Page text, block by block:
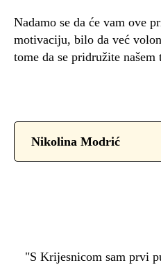
Nadamo se da će vam ove
motivaciju, bilo da već
tome da se pridružite
Nikolina Modrić
"S Krijesnicom sam prvi